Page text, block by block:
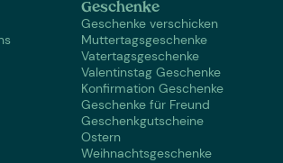
Geschenke
Geschenke verschicken
Muttertagsgeschenke
Vatertagsgeschenke
Valentinstag Geschenke
Konfirmation Geschenke
Geschenke für Freund
Geschenkgutscheine
Ostern
Weihnachtsgeschenke